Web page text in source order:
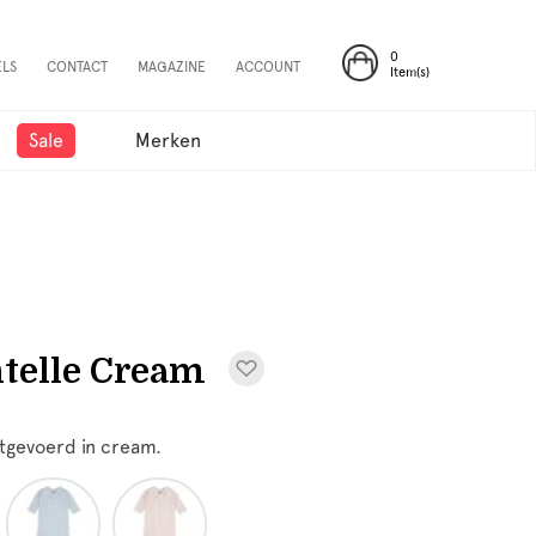
0
Item(s)
CONTACT MAGAZINE ACCOUNT
Sale Merken
Cream
in cream.